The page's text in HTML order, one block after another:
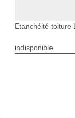
Etanchéité toiture
indisponible